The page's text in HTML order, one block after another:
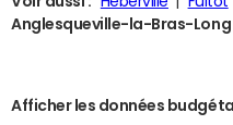
Anglesqueville-la-Bras-Long
Afficher les données